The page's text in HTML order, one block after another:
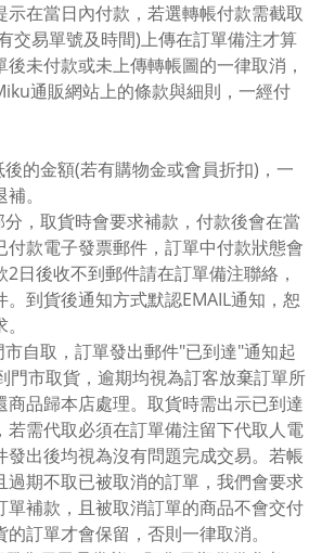
示在當日內付款，若選轉帳付款需截取
交易單號及時間)上傳在訂單備注才算
未付款或未上傳轉帳圖的一律取消，
通販網站上的條款與細則，一經付
的金額(若有購物金或會員折扣)，一
。
，取貨時會要求補款，付款後會在當
付款電子發票郵件，訂單中付款狀態會
日後收不到郵件請在訂單備注聯絡，
到貨後通知方式默認EMAIL通知，恕
自取，訂單發出郵件"已到達"通知起
門市取貨，逾期均視為訂客放棄訂單所
商品歸本店處理。取貨時需出示已到達
若需代取必須在訂單備注留下代取人電
發出後均視為沒有問題完成交易。若帳
過期不取已被取消的訂單，我們會要求
單補款，且被取消訂單的商品不會交付
訂單才會保留，否則一律取消。